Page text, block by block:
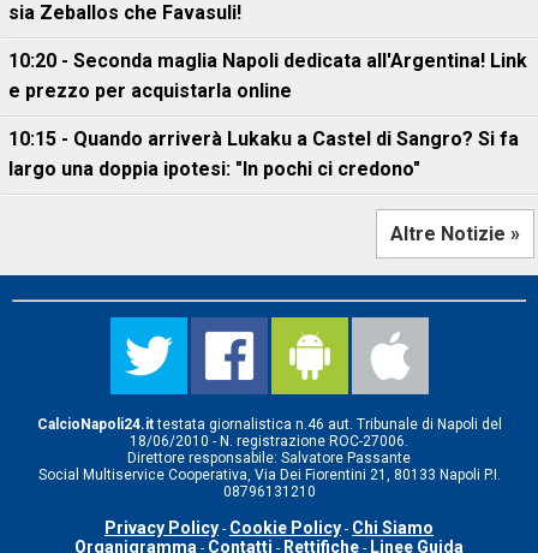
sia Zeballos che Favasuli!
10:20 - Seconda maglia Napoli dedicata all'Argentina! Link
e prezzo per acquistarla online
10:15 - Quando arriverà Lukaku a Castel di Sangro? Si fa
largo una doppia ipotesi: "In pochi ci credono"
Altre Notizie »
CalcioNapoli24.ittestata giornalistica n.46 aut. Tribunale di Napoli del
18/06/2010 - N. registrazione ROC-27006.
Direttore responsabile: Salvatore Passante
Social Multiservice Cooperativa, Via Dei Fiorentini 21, 80133 Napoli P.I.
08796131210
Privacy Policy - Cookie Policy - Chi Siamo
Organigramma - Contatti - Rettifiche - Linee Guida